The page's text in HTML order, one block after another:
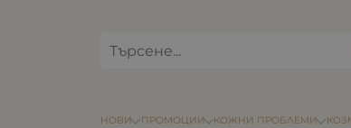
НОВИ ПРОМОЦИИ КОЖНИ ПРОБЛЕМИ